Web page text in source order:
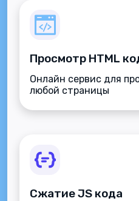
Просмотр HTML
Онлайн сервис для
любой страницы
Сжатие JS кода